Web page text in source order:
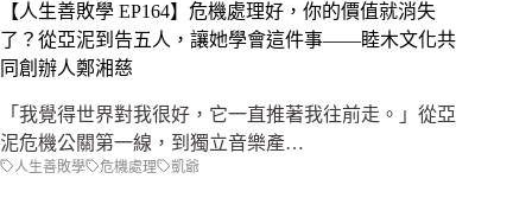
【人生善敗學 EP164】危機處理好，你的價值就消失
了？從亞泥到告五人，讓她學會這件事——睦木文化共
同創辦人鄭湘慈
「我覺得世界對我很好，它一直推著我往前走。」從亞
泥危機公關第一線，到獨立音樂產…
人生善敗學 危機處理 凱爺